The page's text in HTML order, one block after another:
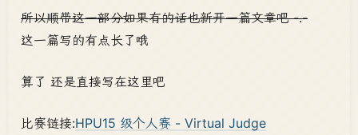
所以顺带这一部分如果有的话也新开一篇文章吧 -.-
这一篇写的有点长了哦
算了 还是直接写在这里吧
比赛链接:HPU15 级个人赛 - Virtual Judge